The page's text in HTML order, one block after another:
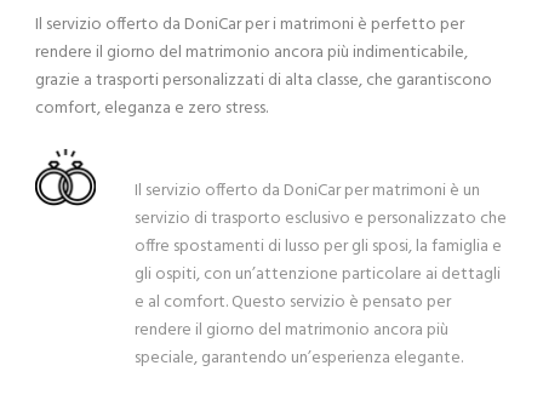
Il servizio offerto da DoniCar per i matrimoni è perfetto per
rendere il giorno del matrimonio ancora più indimenticabile,
grazie a trasporti personalizzati di alta classe, che garantiscono
comfort, eleganza e zero stress.
Il servizio offerto da DoniCar per matrimoni è un
servizio di trasporto esclusivo e personalizzato che
offre spostamenti di lusso per gli sposi, la famiglia e
gli ospiti, con un’attenzione particolare ai dettagli
e al comfort. Questo servizio è pensato per
rendere il giorno del matrimonio ancora più
speciale, garantendo un’esperienza elegante.